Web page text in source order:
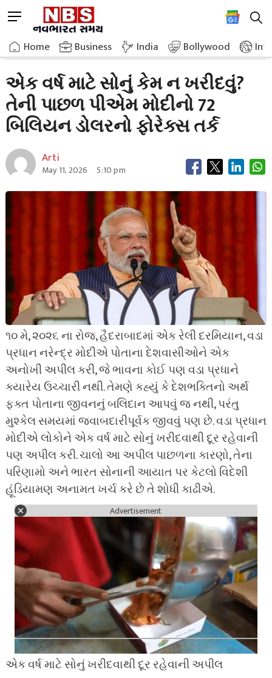
to
content
M
n
u
u
t
t
o
Home Business India Bollywood
Home»Trending »Why You Shouldnt Buy Gold For A Year
એક વર્ષ માટે સોનું કેમ ન ખરીદવું?
તેની પાછળ પીએમ મોદીનો 72
બિલિયન ડોલરનો ફોરેક્સ તર્ક
Arti
May 11, 2026 5:10 pm
૧૦ મે, ૨૦૨૬ ના રોજ, હૈદરાબાદમાં એક રેલી દરમિયાન, વડા
પ્રધાન નરેન્દ્ર મોદીએ પોતાના દેશવાસીઓને એક
અનોખી અપીલ કરી, જે ભાવના કોઈ પણ વડા પ્રધાને
ક્યારેય ઉચ્ચારી નથી. તેમણે કહ્યું કે દેશભક્તિનો અર્થ
ફક્ત પોતાના જીવનનું બલિદાન આપવું જ નથી, પરંતુ
મુશ્કેલ સમયમાં જવાબદારીપૂર્વક જીવવું પણ છે. વડા પ્રધાન
મોદીએ લોકોને એક વર્ષ માટે સોનું ખરીદવાથી દૂર રહેવાની
પણ અપીલ કરી. ચાલો આ અપીલ પાછળના કારણો, તેના
પરિણામો અને ભારત સોનાની આયાત પર કેટલો વિદેશી
હૂંડિયામણ અનામત ખર્ચ કરે છે તે શોધી કાઢીએ.
Advertisement
એક વર્ષ માટે સોનું ખરીદવાથી દૂર રહેવાની અપીલ